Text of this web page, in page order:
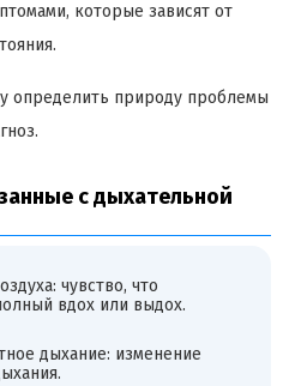
которые зависят от
определить природу проблемы
с дыхательной
чувство, что
вдох или выдох.
дыхание: изменение